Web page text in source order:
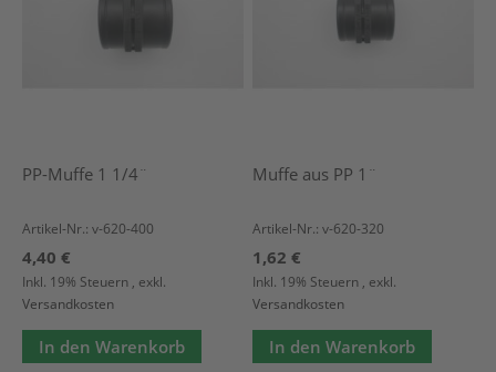
PP-Muffe 1 1/4¨
Artikel-Nr.: v-620-400
4,40 €
Inkl. 19% Steuern , exkl.
Versandkosten
In den Warenkorb
Muffe aus PP 1¨
Artikel-Nr.: v-620-320
1,62 €
Inkl. 19% Steuern , exkl.
Versandkosten
In den Warenkorb